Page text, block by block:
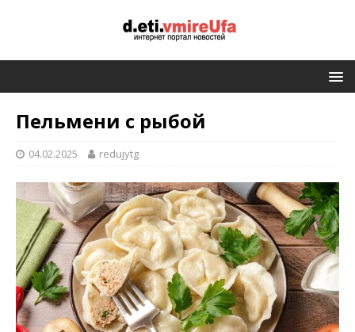
Пельмени с рыбой
04.02.2025 redujytg